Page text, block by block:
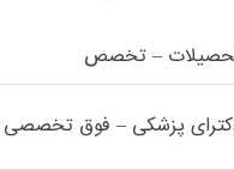
– تخصص
پزشکی – فوق تخصصی